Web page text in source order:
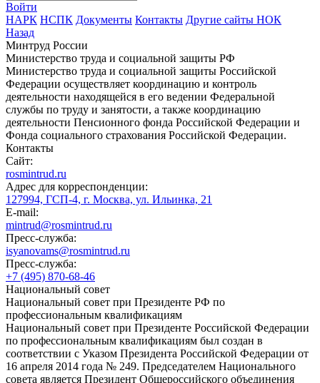
Войти
НАРК НСПК Документы Контакты Другие сайты НОК
Назад
Минтруд России
Министерство труда и социальной защиты РФ
Министерство труда и социальной защиты Российской
Федерации осуществляет координацию и контроль
деятельности находящейся в его ведении Федеральной
службы по труду и занятости, а также координацию
деятельности Пенсионного фонда Российской Федерации и
Фонда социального страхования Российской Федерации.
Контакты
Сайт:
rosmintrud.ru
Адрес для корреспонденции:
127994, ГСП-4, г. Москва, ул. Ильинка, 21
E-mail:
mintrud@rosmintrud.ru
Пресс-служба:
isyanovams@rosmintrud.ru
Пресс-служба:
+7 (495) 870-68-46
Национальный совет
Национальный совет при Президенте РФ по
профессиональным квалификациям
Национальный совет при Президенте Российской Федерации
по профессиональным квалификациям был создан в
соответствии с Указом Президента Российской Федерации от
16 апреля 2014 года № 249. Председателем Национального
совета является Президент Общероссийского объединения